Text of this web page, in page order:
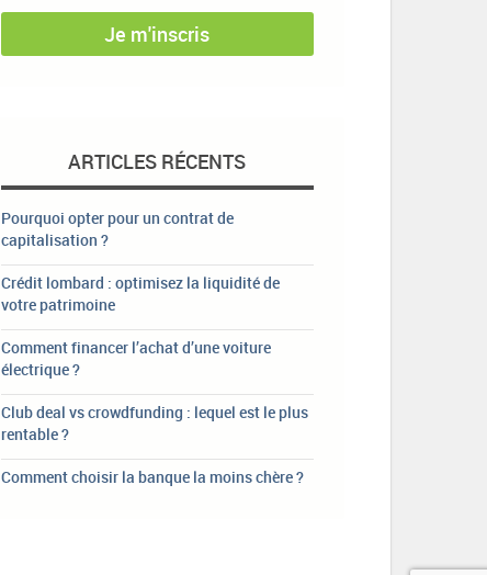
Je m'inscris
ARTICLES RÉCENTS
Pourquoi opter pour un contrat de
capitalisation ?
Crédit lombard : optimisez la liquidité de
votre patrimoine
Comment financer l’achat d’une voiture
électrique ?
Club deal vs crowdfunding : lequel est le plus
rentable ?
Comment choisir la banque la moins chère ?